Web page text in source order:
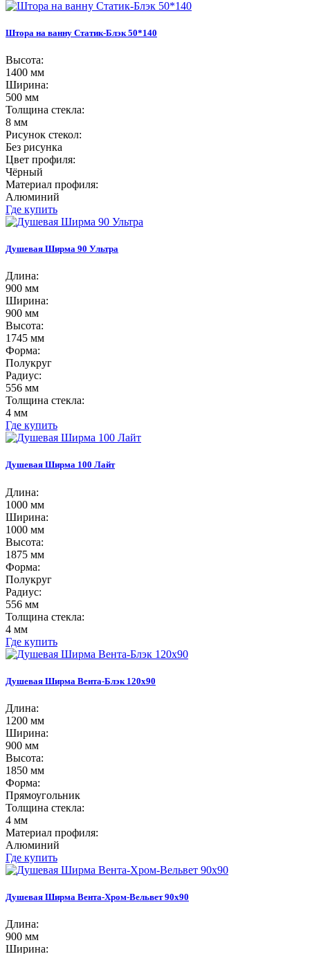
Штора на ванну Статик-Блэк 50*140
Высота:
1400 мм
Ширина:
500 мм
Толщина стекла:
8 мм
Рисунок стекол:
Без рисунка
Цвет профиля:
Чёрный
Материал профиля:
Алюминий
Где купить
Душевая Ширма 90 Ультра
Длина:
900 мм
Ширина:
900 мм
Высота:
1745 мм
Форма:
Полукруг
Радиус:
556 мм
Толщина стекла:
4 мм
Где купить
Душевая Ширма 100 Лайт
Длина:
1000 мм
Ширина:
1000 мм
Высота:
1875 мм
Форма:
Полукруг
Радиус:
556 мм
Толщина стекла:
4 мм
Где купить
Душевая Ширма Вента-Блэк 120х90
Длина:
1200 мм
Ширина:
900 мм
Высота:
1850 мм
Форма:
Прямоугольник
Толщина стекла:
4 мм
Материал профиля:
Алюминий
Где купить
Душевая Ширма Вента-Хром-Вельвет 90х90
Длина:
900 мм
Ширина: